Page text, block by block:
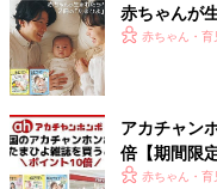
赤ちゃんが
赤ちゃん・育
アカチャン
倍【期間限定
赤ちゃん・育